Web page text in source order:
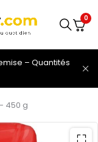
– Quantités
0
450 g